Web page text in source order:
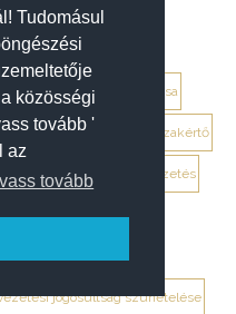
Tudomásul
közösségi
tovább '
az
tovább
tanúk
végrendelet
végrendelet bizonyítása
igazságügyi elmeorvos szakértő
vezetés ittas járművezetés
tolerancia magyarország
jogosultság szünetelése